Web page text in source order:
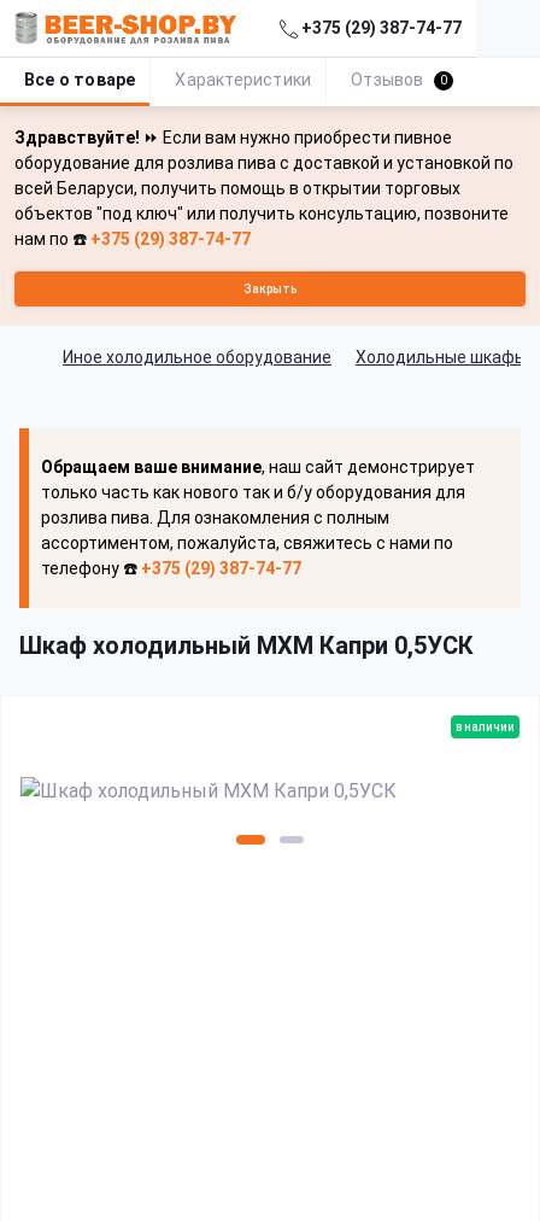
Здравствуйте! ⏩ Если вам нужно приобрести пивное
оборудование для розлива пива с доставкой и установкой по
всей Беларуси, получить помощь в открытии торговых
объектов "под ключ" или получить консультацию, позвоните
нам по ☎️ +375 (29) 387-74-77
Закрыть
+375 (29) 387-74-77
Иное холодильное оборудование Холодильные шкафы
Обращаем ваше внимание, наш сайт демонстрирует
только часть как нового так и б/у оборудования для
розлива пива. Для ознакомления с полным
ассортиментом, пожалуйста, свяжитесь с нами по
телефону ☎️ +375 (29) 387-74-77
Шкаф холодильный МХМ Капри 0,5УСК
Все о товаре Характеристики Отзывов 0
в наличии